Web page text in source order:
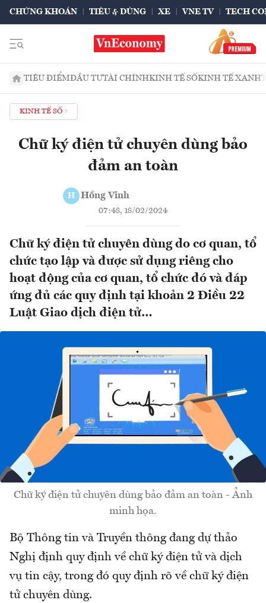
CHỨNG KHOÁN TIÊU & DÙNG XE VNE TV TECH
TIÊU ĐIỂMĐẦU TƯTÀI CHÍNHKINH TẾ SỐKINH TẾ XANH
KINH TẾ SỐ
Chữ ký điện tử chuyên dùng bảo
đảm an toàn
H Hồng Vinh
07:48, 18/02/2024
Chữ ký điện tử chuyên dùng do cơ quan, tổ
chức tạo lập và được sử dụng riêng cho
hoạt động của cơ quan, tổ chức đó và đáp
ứng đủ các quy định tại khoản 2 Điều 22
Luật Giao dịch điện tử…
Chữ ký điện tử chuyên dùng bảo đảm an toàn - Ảnh
minh họa.
Bộ Thông tin và Truyền thông đang dự thảo
Nghị định quy định về chữ ký điện tử và dịch
vụ tin cậy, trong đó quy định rõ về chữ ký điện
tử chuyên dùng.